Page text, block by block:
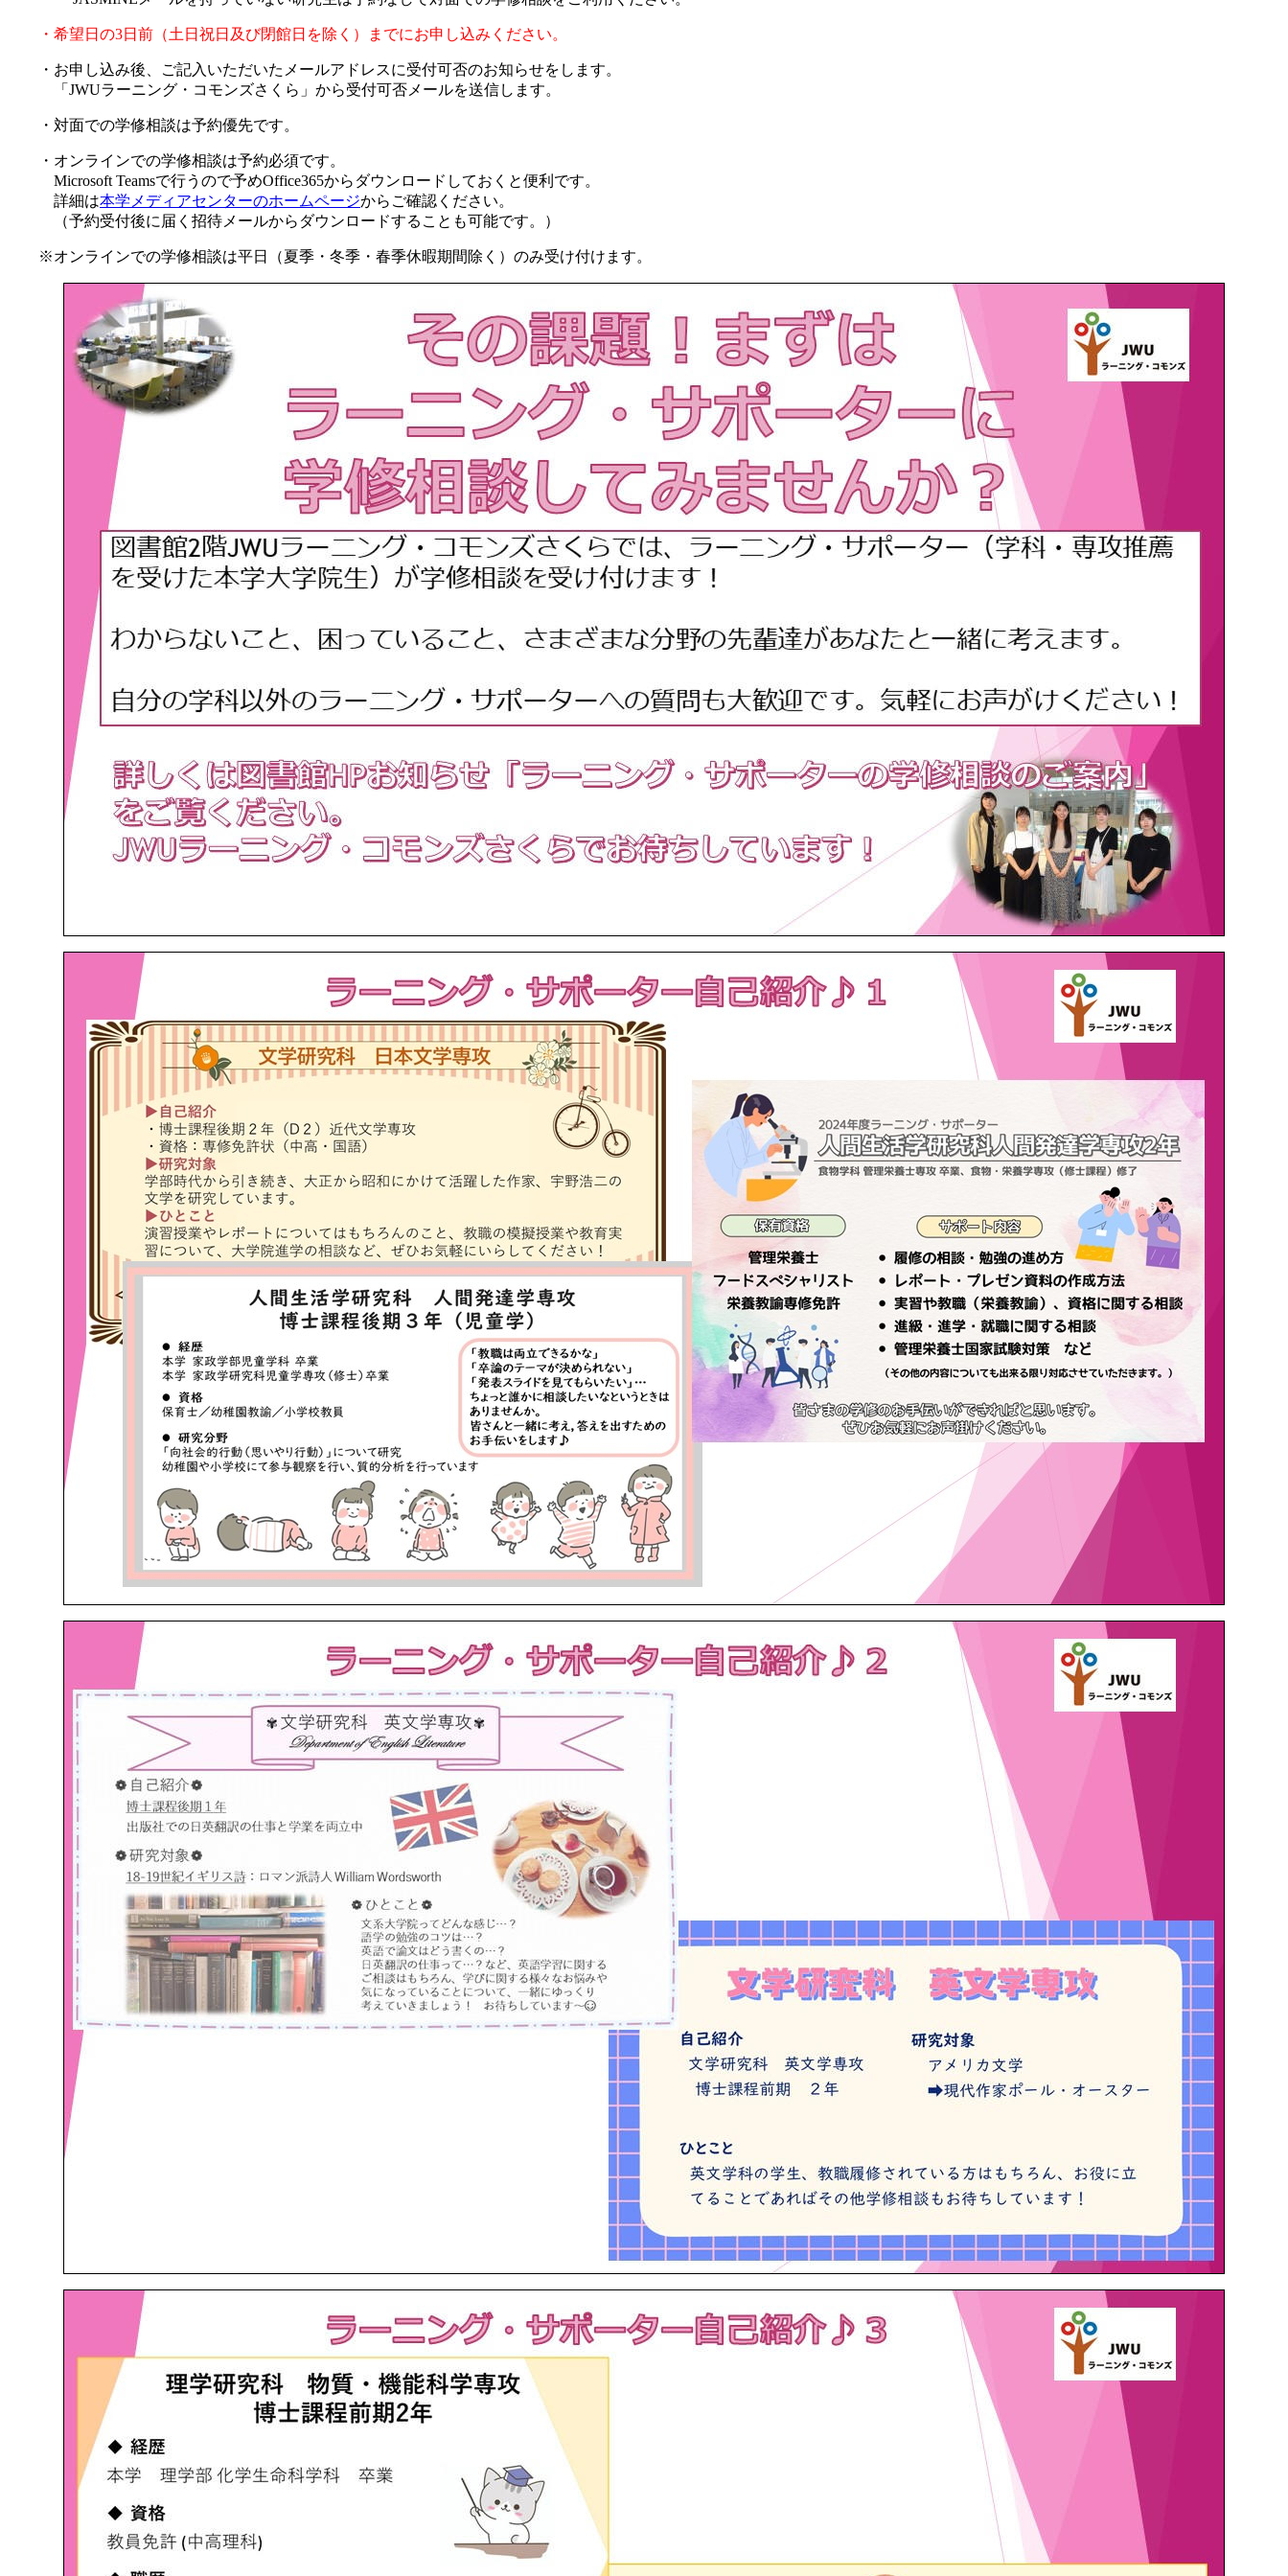
・希望日の3日前（土日祝日及び閉館日を除く）までにお申し込みください。
・お申し込み後、ご記入いただいたメールアドレスに受付可否のお知らせをします。
「JWUラーニング・コモンズさくら」から受付可否メールを送信します。
・対面での学修相談は予約優先です。
・オンラインでの学修相談は予約必須です。
Microsoft Teamsで行うので予めOffice365からダウンロードしておくと便利です。
詳細は本学メディアセンターのホームページからご確認ください。
（予約受付後に届く招待メールからダウンロードすることも可能です。）
※オンラインでの学修相談は平日（夏季・冬季・春季休暇期間除く）のみ受け付けます。